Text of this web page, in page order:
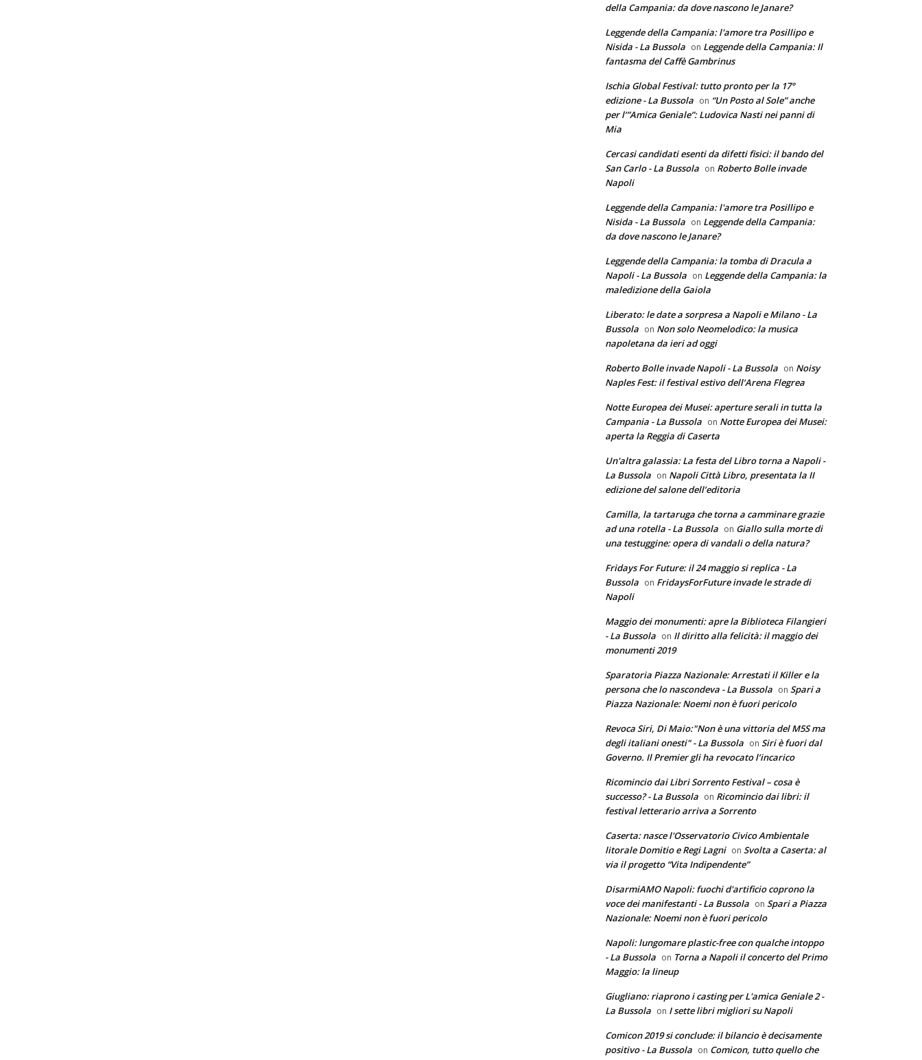
della Campania: da dove nascono le Janare?
Leggende della Campania: l'amore tra Posillipo e
Nisida - La Bussola on Leggende della Campania: Il
fantasma del Caffè Gambrinus
Ischia Global Festival: tutto pronto per la 17°
edizione - La Bussola on “Un Posto al Sole” anche
per l’”Amica Geniale”: Ludovica Nasti nei panni di
Mia
Cercasi candidati esenti da difetti fisici: il bando del
San Carlo - La Bussola on Roberto Bolle invade
Napoli
Leggende della Campania: l'amore tra Posillipo e
Nisida - La Bussola on Leggende della Campania:
da dove nascono le Janare?
Leggende della Campania: la tomba di Dracula a
Napoli - La Bussola on Leggende della Campania: la
maledizione della Gaiola
Liberato: le date a sorpresa a Napoli e Milano - La
Bussola on Non solo Neomelodico: la musica
napoletana da ieri ad oggi
Roberto Bolle invade Napoli - La Bussola on Noisy
Naples Fest: il festival estivo dell’Arena Flegrea
Notte Europea dei Musei: aperture serali in tutta la
Campania - La Bussola on Notte Europea dei Musei:
aperta la Reggia di Caserta
Un'altra galassia: La festa del Libro torna a Napoli -
La Bussola on Napoli Città Libro, presentata la II
edizione del salone dell’editoria
Camilla, la tartaruga che torna a camminare grazie
ad una rotella - La Bussola on Giallo sulla morte di
una testuggine: opera di vandali o della natura?
Fridays For Future: il 24 maggio si replica - La
Bussola on FridaysForFuture invade le strade di
Napoli
Maggio dei monumenti: apre la Biblioteca Filangieri
- La Bussola on Il diritto alla felicità: il maggio dei
monumenti 2019
Sparatoria Piazza Nazionale: Arrestati il Killer e la
persona che lo nascondeva - La Bussola on Spari a
Piazza Nazionale: Noemi non è fuori pericolo
Revoca Siri, Di Maio:"Non è una vittoria del M5S ma
degli italiani onesti" - La Bussola on Siri è fuori dal
Governo. Il Premier gli ha revocato l’incarico
Ricomincio dai Libri Sorrento Festival – cosa è
successo? - La Bussola on Ricomincio dai libri: il
festival letterario arriva a Sorrento
Caserta: nasce l'Osservatorio Civico Ambientale
litorale Domitio e Regi Lagni on Svolta a Caserta: al
via il progetto “Vita Indipendente”
DisarmiAMO Napoli: fuochi d'artificio coprono la
voce dei manifestanti - La Bussola on Spari a Piazza
Nazionale: Noemi non è fuori pericolo
Napoli: lungomare plastic-free con qualche intoppo
- La Bussola on Torna a Napoli il concerto del Primo
Maggio: la lineup
Giugliano: riaprono i casting per L'amica Geniale 2 -
La Bussola on I sette libri migliori su Napoli
Comicon 2019 si conclude: il bilancio è decisamente
positivo - La Bussola on Comicon, tutto quello che